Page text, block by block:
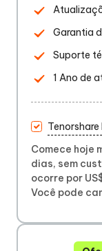
Garantia
Suporte
1 Ano de
Comece hoje
dias, sem
ocorre por
Você pode